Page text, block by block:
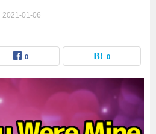
2021-01-06
0 0